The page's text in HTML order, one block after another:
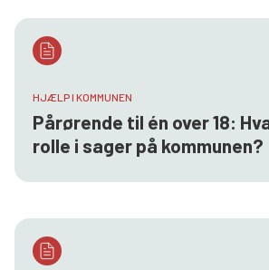
HJÆLP I KOMMUNEN
Pårørende til én over 18:
rolle i sager på kommunen?